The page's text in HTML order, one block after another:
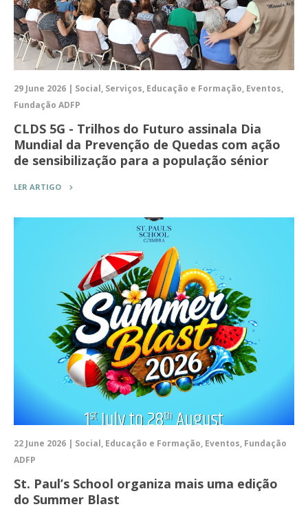
29 June 2026 | Social, Serviços, Educação e Formação, Eventos,
Fundação ADFP
CLDS 5G - Trilhos do Futuro assinala Dia
Mundial da Prevenção de Quedas com ação
de sensibilização para a população sénior
LER ARTIGO
22 June 2026 | Social, Educação e Formação, Eventos, Fundação
ADFP
St. Paul’s School organiza mais uma edição
do Summer Blast